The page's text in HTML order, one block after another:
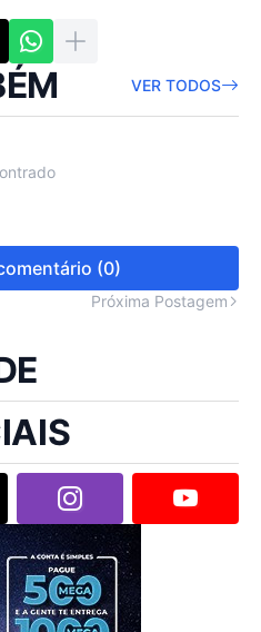
VER TODOS
(0)
Próxima Postagem